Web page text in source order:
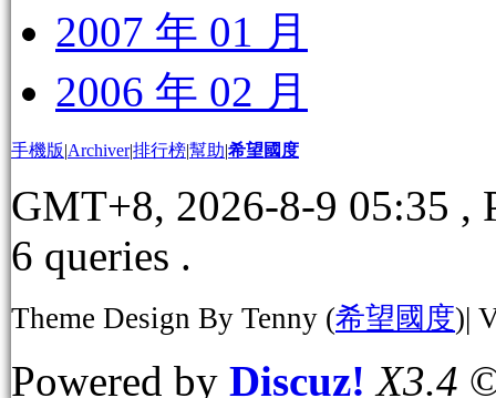
2007 年 01 月
2006 年 02 月
手機版|Archiver|排行榜|幫助|希望國度
GMT+8, 2026-8-9 05:35 ,
6 queries .
Theme Design By Tenny (希望國度)|
Powered by Discuz! X3.4